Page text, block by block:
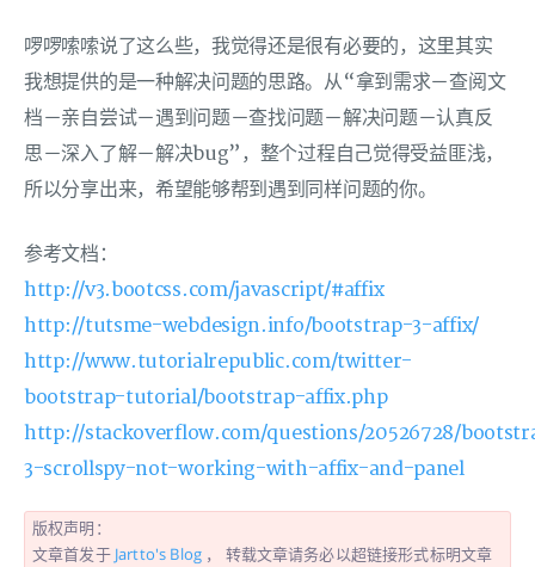
啰啰嗦嗦说了这么些，我觉得还是很有必要的，这里其实
我想提供的是一种解决问题的思路。从“拿到需求－查阅文
档－亲自尝试－遇到问题－查找问题－解决问题－认真反
思－深入了解－解决bug”，整个过程自己觉得受益匪浅，
所以分享出来，希望能够帮到遇到同样问题的你。
参考文档：
http://v3.bootcss.com/javascript/#affix
http://tutsme-webdesign.info/bootstrap-3-affix/
http://www.tutorialrepublic.com/twitter-
bootstrap-tutorial/bootstrap-affix.php
http://stackoverflow.com/questions/20526728/
3-scrollspy-not-working-with-affix-and-panel
版权声明：
文章首发于 Jartto's Blog ， 转载文章请务必以超链接形式标明文章